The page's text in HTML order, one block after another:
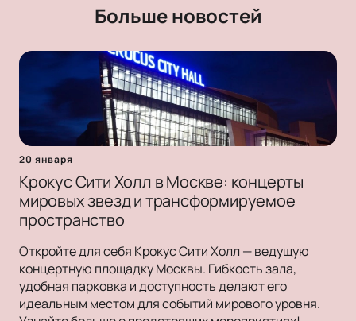
Больше новостей
20 января
Крокус Сити Холл в Москве: концерты
мировых звезд и трансформируемое
пространство
Откройте для себя Крокус Сити Холл — ведущую
концертную площадку Москвы. Гибкость зала,
удобная парковка и доступность делают его
идеальным местом для событий мирового уровня.